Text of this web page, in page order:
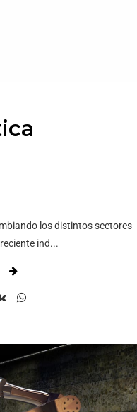
los distintos sectores
ind...